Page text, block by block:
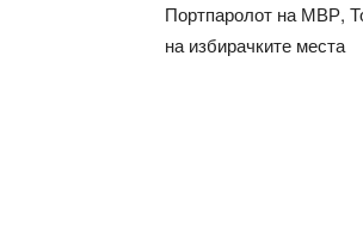
Портпаролот на МВР,
на избирачките места